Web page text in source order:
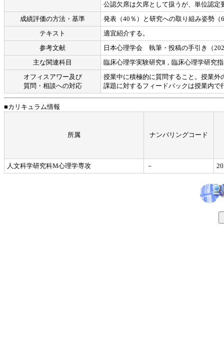
公認欠席は欠席として扱うが、単位認
成績評価の方法・基準
発表（40％）と研究への取り組み姿勢
テキスト
適宜紹介する。
参考文献
日本心理学会 執筆・投稿の手引き（
主な関連科目
臨床心理学実験研究Ⅱ，臨床心理学研究指
オフィスアワー及び
質問・相談への対応
授業中に積極的に質問すること。授業
課題に対するフィードバックは授業内で
■カリキュラム情報
所属 ナンバリングコード
人文科学研究科M心理学専攻 －